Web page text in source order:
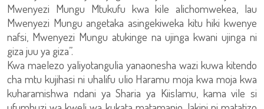
Mwenyezi Mungu Mtukufu kwa kile alichomwekea, lau
Mwenyezi Mungu angetaka asingekiweka kitu hiki kwenye
nafsi, Mwenyezi Mungu atukinge na ujinga kwani ujinga ni
giza juu ya giza”.
Kwa maelezo yaliyotangulia yanaonesha wazi kuwa kitendo
cha mtu kujihasi ni uhalifu ulio Haramu moja kwa moja kwa
kuharamishwa ndani ya Sharia ya Kiislamu, kama vile si